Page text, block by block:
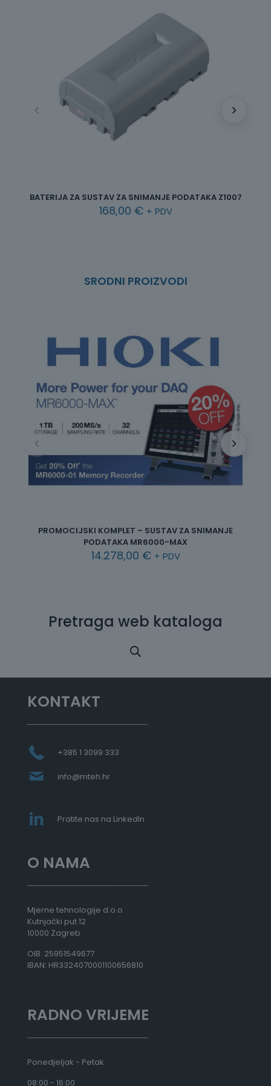
BATERIJA ZA SUSTAV ZA SNIMANJE PODATAKA Z1007
168,00 € + PDV
SRODNI PROIZVODI
PROMOCIJSKI KOMPLET – SUSTAV ZA SNIMANJE
PODATAKA MR6000-MAX
14.278,00 € + PDV
Pretraga web kataloga
KONTAKT
+385 1 3099 333
info@mteh.hr
Pratite nas na LinkedIn
O NAMA
Mjerne tehnologije d.o.o.
Kutnjački put 12
10000 Zagreb
OIB: 25951549677
IBAN: HR3324070001100656810
RADNO VRIJEME
Ponedjeljak - Petak
08:00 - 16:00